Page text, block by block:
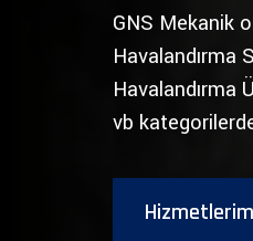
GNS Mekanik
Havalandırma
Havalandırma
vb